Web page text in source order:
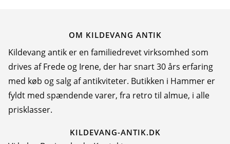
OM KILDEVANG ANTIK
Kildevang antik er en familiedrevet virksomhed som
drives af Frede og Irene, der har snart 30 års erfaring
med køb og salg af antikviteter. Butikken i Hammer er
fyldt med spændende varer, fra retro til almue, i alle
prisklasser.
KILDEVANG-ANTIK.DK